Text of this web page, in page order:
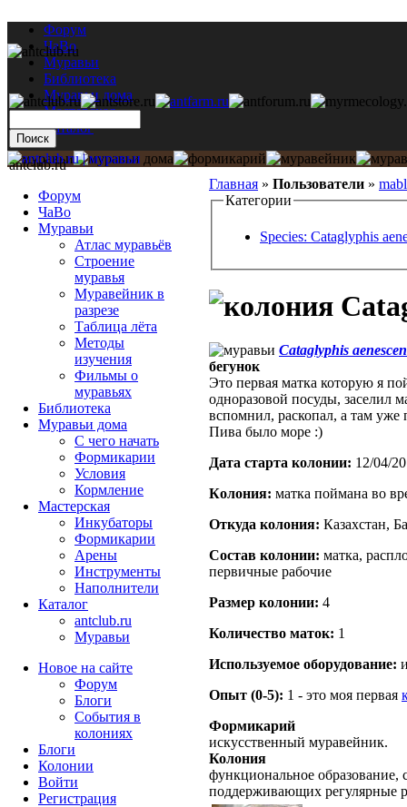
Форум
ЧаВо
Муравьи
Библиотека
Муравьи дома
Мастерская
Каталог
Главная » Пользователи »
Категории
Species: Cataglyphis
Cataglyphis
бегунок
Это первая матка которую я
одноразовой посуды, заселил
вспомнил, раскопал, а там
Пива было море :)
Дата старта кoлонии: 12/04/
Кoлония: матка поймана во
Откуда кoлония: Казахстан,
Состав кoлонии: матка,
первичные рабочие
Размер кoлонии: 4
Количество маток: 1
Используемое оборудование:
Опыт (0-5): 1 - это моя первая
Формикарий
искусственный муравейник.
Колония
функциональное образование,
поддерживающих регулярные
antclub.ru
Форум
ЧаВо
Муравьи
Атлас муравьёв
Строение
муравья
Муравейник в
разрезе
Таблица лёта
Методы
изучения
Фильмы о
муравьях
Библиотека
Муравьи дома
С чего начать
Формикарии
Условия
Кормление
Мастерская
Инкубаторы
Формикарии
Арены
Инструменты
Наполнители
Каталог
antclub.ru
Муравьи
Новое на сайте
Форум
Блоги
События в
колониях
Блоги
Колонии
Войти
Peгиcтpaция